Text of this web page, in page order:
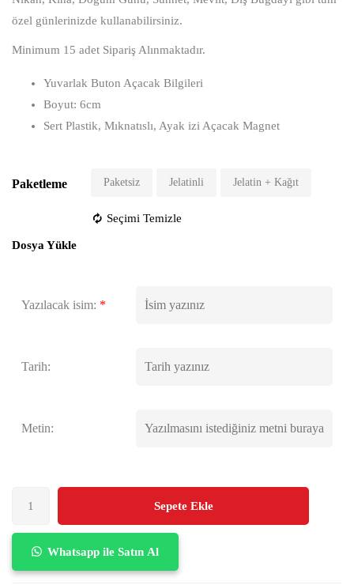
özel günlerinizde kullanabilirsiniz.
Minimum 15 adet Sipariş Alınmaktadır.
Yuvarlak Buton Açacak Bilgileri
Boyut: 6cm
Sert Plastik, Mıknatıslı, Ayak izi Açacak Magnet
Paketleme Paketsiz Jelatinli Jelatin + Kağıt
Seçimi Temizle
Dosya Yükle
Yazılacak isim: *
Tarih:
Metin:
Sepete Ekle
Whatsapp ile Satın Al